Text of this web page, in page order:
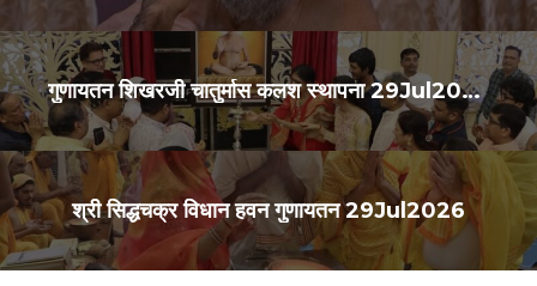
गुणायतन शिखरजी चातुर्मास कलश स्थापना 29Jul2026
श्री सिद्धचक्र विधान हवन गुणायतन 29Jul2026